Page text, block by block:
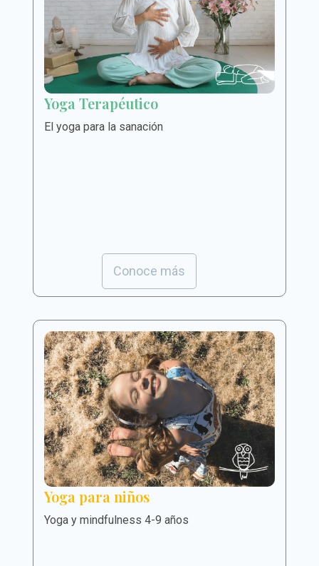
Yoga Terapéutico
El yoga para la sanación
Conoce más
Yoga para niños
Yoga y mindfulness 4-9 años